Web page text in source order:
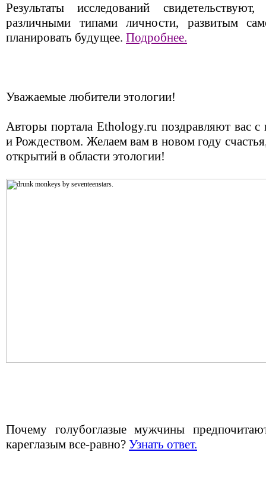
Результаты исследований
различными типами личности, развитым
планировать будущее. Подробнее.
Уважаемые любители этологии!
Авторы портала Ethology.ru поздравляют вас
и Рождеством. Желаем вам в новом году
открытий в области этологии!
Почему голубоглазые мужчины
кареглазым все-равно? Узнать ответ.